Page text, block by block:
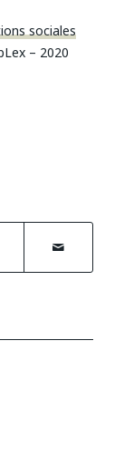
sociales
– 2020